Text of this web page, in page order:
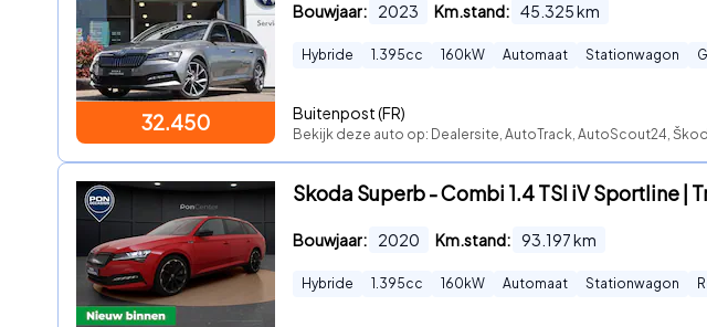
32.450
Bouwjaar: 2023 Km.stand: 45.325km
Hybride 1.395cc 160 kW Automaat Stationwagon
Buitenpost (FR)
Bekijk deze auto op: Dealersite, AutoTrack, AutoScout24,
Skoda Superb - Combi 1.4 TSI iV Sportline |
Bouwjaar: 2020 Km.stand: 93.197km
Hybride 1.395cc 160 kW Automaat Stationwagon